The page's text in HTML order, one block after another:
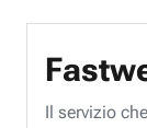
Il servizio